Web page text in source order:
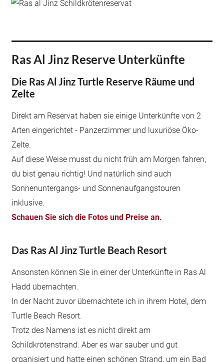
Ras Al Jinz Reserve Unterkünfte
Die Ras Al Jinz Turtle Reserve Räume und
Zelte
Direkt am Reservat haben sie einige Unterkünfte von 2
Arten eingerichtet - Panzerzimmer und luxuriöse Öko-
Zelte.
Auf diese Weise musst du nicht früh am Morgen fahren,
du bist genau richtig! Und natürlich sind auch
Sonnenuntergangs- und Sonnenaufgangstouren
inklusive.
Schauen Sie sich die Fotos und Preise an.
Das Ras Al Jinz Turtle Beach Resort
Ansonsten können Sie in einer der Unterkünfte in Ras Al
Hadd übernachten.
In der Nacht zuvor übernachtete ich in ihrem Hotel, dem
Turtle Beach Resort.
Trotz des Namens ist es nicht direkt am
Schildkrötenstrand. Aber es war sauber und gut
organisiert und hatte einen schönen Strand, um ein Bad